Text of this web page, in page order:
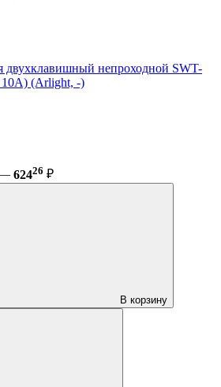
двухклавишный непроходной SWT-
(Arlight, -)
— 62426 ₽
В корзину